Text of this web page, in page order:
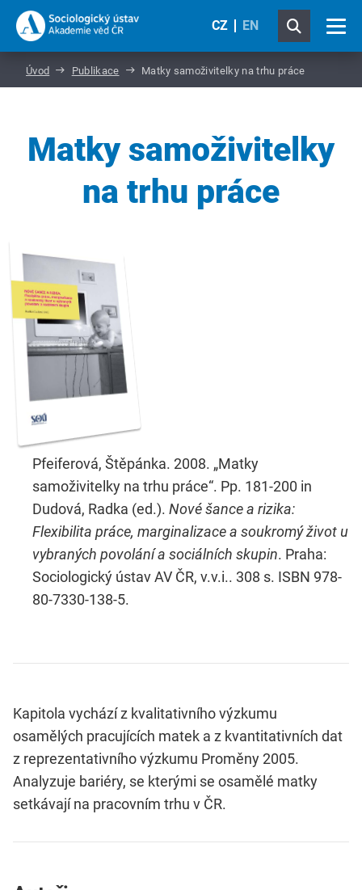
CZ EN
Úvod Publikace Matky samoživitelky na trhu práce
Matky samoživitelky
na trhu práce
Pfeiferová, Štěpánka. 2008. „Matky
samoživitelky na trhu práce“. Pp. 181-200 in
Dudová, Radka (ed.). Nové šance a rizika:
Flexibilita práce, marginalizace a soukromý život u
vybraných povolání a sociálních skupin. Praha:
Sociologický ústav AV ČR, v.v.i.. 308 s. ISBN 978-
80-7330-138-5.
Kapitola vychází z kvalitativního výzkumu
osamělých pracujících matek a z kvantitativních dat
z reprezentativního výzkumu Proměny 2005.
Analyzuje bariéry, se kterými se osamělé matky
setkávají na pracovním trhu v ČR.